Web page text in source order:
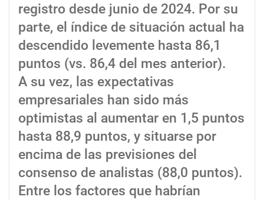
registro desde junio de 2024. Por su
parte, el índice de situación actual ha
descendido levemente hasta 86,1
puntos (vs. 86,4 del mes anterior).
A su vez, las expectativas
empresariales han sido más
optimistas al aumentar en 1,5 puntos
hasta 88,9 puntos, y situarse por
encima de las previsiones del
consenso de analistas (88,0 puntos).
Entre los factores que habrían